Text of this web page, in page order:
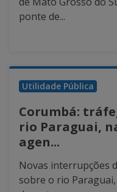
ponte de...
Utilidade Pública
Corumbá:
rio Paraguai,
agen...
Novas interrupções
sobre o rio